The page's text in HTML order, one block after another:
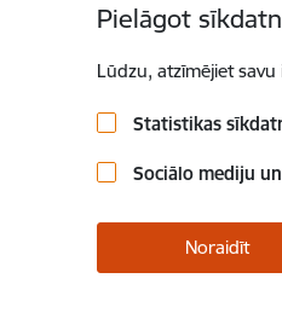
Pielāgot
Lūdzu, atzīmējiet savu
Statistikas
Sociālo mediju
Noraidīt